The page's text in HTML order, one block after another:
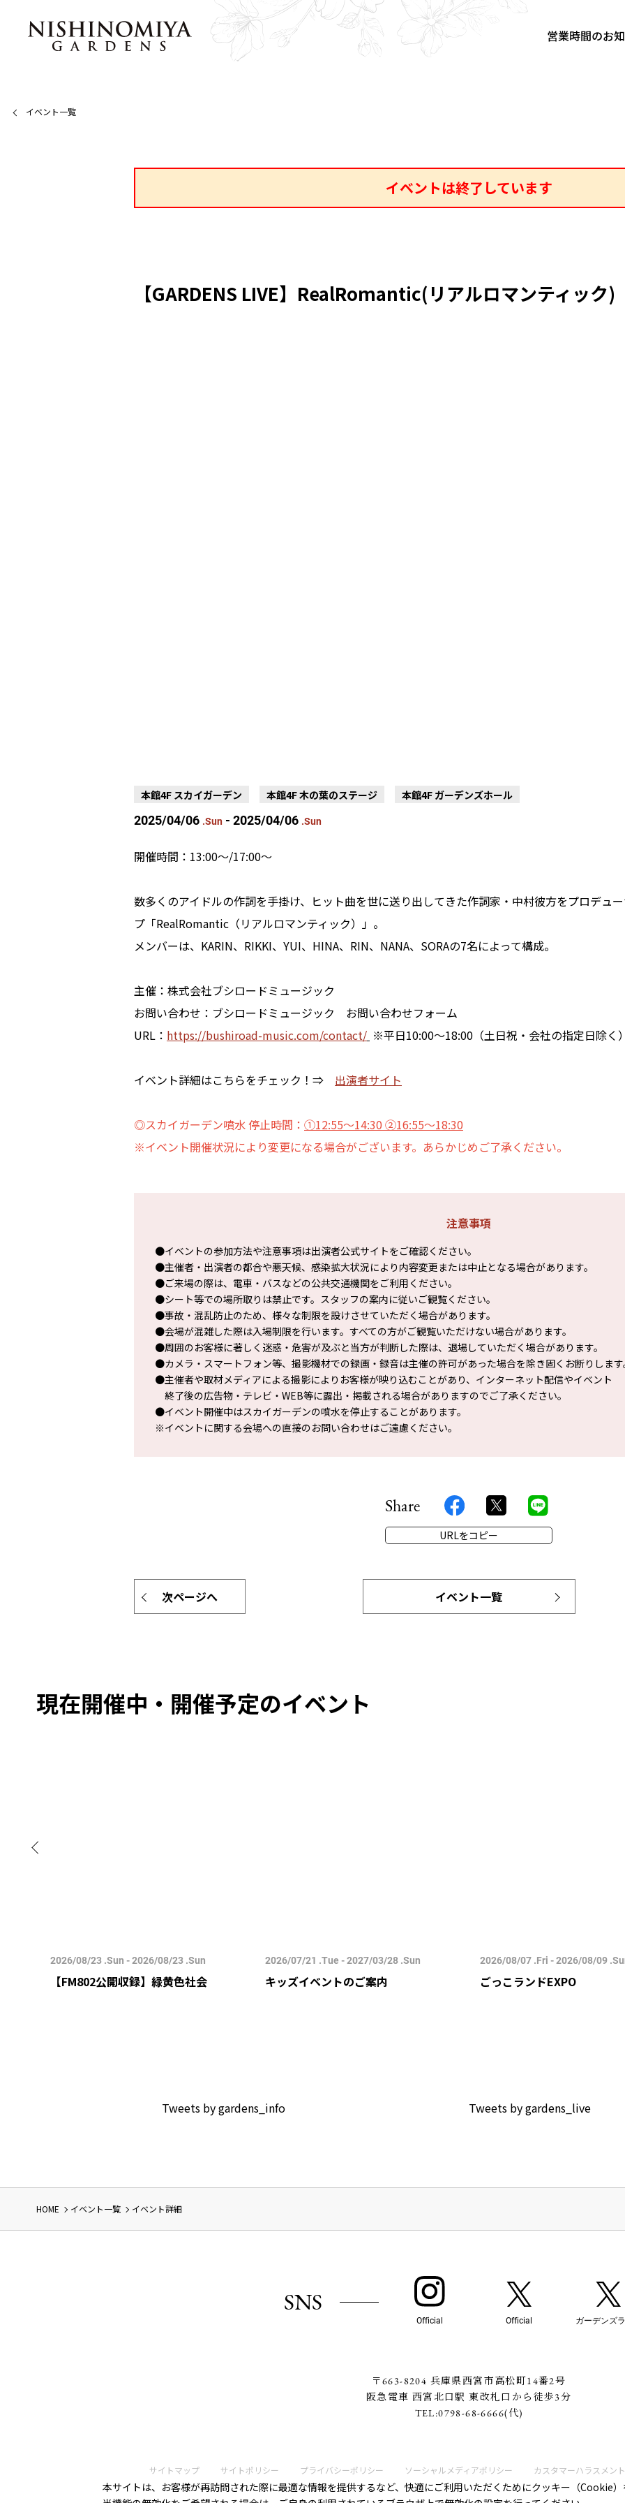
営業時間のお
本サイトは、お客様が再訪問された際に最適な情報を提供するなど、快適にご利用いただくためにクッキー（Cookie
イベント一覧
イベントは終了しています
【GARDENS LIVE】RealRomantic(リアルロマンティック)
本館4F スカイガーデン 本館4F 木の葉のステージ 本館4F ガーデンズホール
2025/04/06 .Sun - 2025/04/06 .Sun
開催時間：13:00～/17:00～
数多くのアイドルの作詞を手掛け、ヒット曲を世に送り出してきた作詞家・中村彼方をプロデュ
プ「RealRomantic（リアルロマンティック）」。
メンバーは、KARIN、RIKKI、YUI、HINA、RIN、NANA、SORAの7名によって構成。
主催：株式会社ブシロードミュージック
お問い合わせ：ブシロードミュージック お問い合わせフォーム
URL： https://bushiroad-music.com/contact/ ※平日10:00～18:00（土日祝・会社の指定日除く
イベント詳細はこちらをチェック！⇒ 出演者サイト
◎スカイガーデン噴水 停止時間： ①12:55～14:30 ②16:55～18:30
※イベント開催状況により変更になる場合がございます。あらかじめご了承ください。
注意事項
●イベントの参加方法や注意事項は出演者公式サイトをご確認ください。
●主催者・出演者の都合や悪天候、感染拡大状況により内容変更または中止となる場合があります。
●ご来場の際は、電車・バスなどの公共交通機関をご利用ください。
●シート等での場所取りは禁止です。スタッフの案内に従いご観覧ください。
●事故・混乱防止のため、様々な制限を設けさせていただく場合があります。
●会場が混雑した際は入場制限を行います。すべての方がご観覧いただけない場合があります。
●周囲のお客様に著しく迷惑・危害が及ぶと当方が判断した際は、退場していただく場合があります。
●カメラ・スマートフォン等、撮影機材での録画・録音は主催の許可があった場合を除き固くお断りしま
●主催者や取材メディアによる撮影によりお客様が映り込むことがあり、インターネット配信やイベント
終了後の広告物・テレビ・WEB等に露出・掲載される場合がありますのでご了承ください。
●イベント開催中はスカイガーデンの噴水を停止することがあります。
※イベントに関する会場への直接のお問い合わせはご遠慮ください。
Share
URLをコピー
次ページへ イベント一覧
現在開催中・開催予定のイベント
2026/08/23 .Sun - 2026/08/23 .Sun
【FM802公開収録】緑黄色社会
2026/07/21 .Tue - 2027/03/28 .Sun
キッズイベントのご案内
2026/08/07 .Fri - 2026/08/09
ごっこランドEXPO
Tweets by gardens_info Tweets by gardens_live
HOME イベント一覧 イベント詳細
SNS
Official Official ガーデンズ
〒663-8204 兵庫県西宮市高松町14番2号
阪急電車 西宮北口駅 東改札口から徒歩3分
TEL:0798-68-6666(代)
サイトマップ サイトポリシー プライバシーポリシー ソーシャルメディアポリシー カスタマーハラスメン